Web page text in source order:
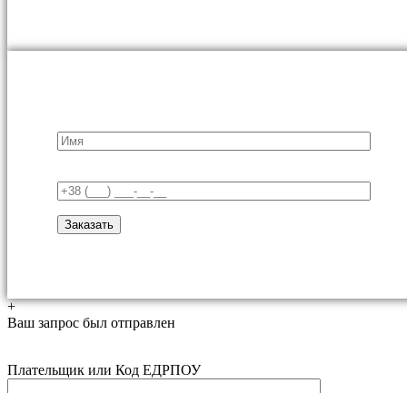
+
Ваш запрос был отправлен
Плательщик или Код ЕДРПОУ